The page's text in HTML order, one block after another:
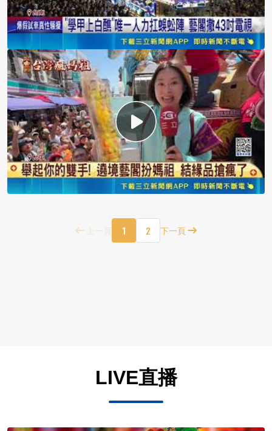
上一頁 1 2 下一頁
LIVE直播